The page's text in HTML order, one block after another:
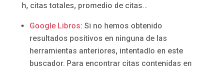
h, citas totales, promedio de citas…
Google Libros: Si no hemos obtenido
resultados positivos en ninguna de las
herramientas anteriores, intentadlo en este
buscador. Para encontrar citas contenidas en